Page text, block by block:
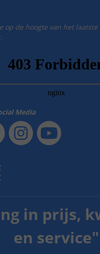
op de hoogte van het laatste
Media
in prijs,
en service"